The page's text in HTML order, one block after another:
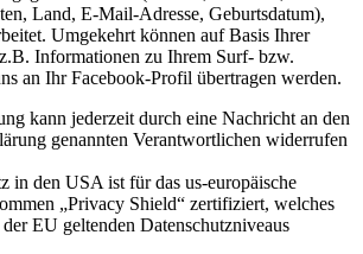
Land, E-Mail-Adresse, Geburtsdatum),
Umgekehrt können auf Basis Ihrer
Informationen zu Ihrem Surf- bzw.
an Ihr Facebook-Profil übertragen werden.
kann jederzeit durch eine Nachricht an den
genannten Verantwortlichen widerrufen
in den USA ist für das us-europäische
„Privacy Shield“ zertifiziert, welches
EU geltenden Datenschutzniveaus